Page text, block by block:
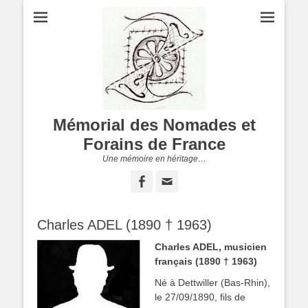
Mémorial des Nomades et
Forains de France
Une mémoire en héritage…
Facebook
Charles ADEL (1890 † 1963)
Charles ADEL, musicien
français (1890 † 1963)
Né à Dettwiller (Bas-Rhin),
le 27/09/1890, fils de